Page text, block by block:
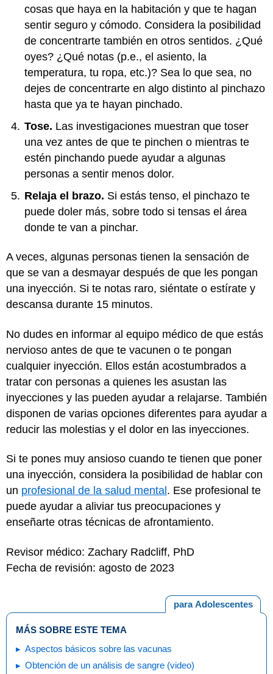
cosas que haya en la habitación y que te hagan
sentir seguro y cómodo. Considera la posibilidad
de concentrarte también en otros sentidos. ¿Qué
oyes? ¿Qué notas (p.e., el asiento, la
temperatura, tu ropa, etc.)? Sea lo que sea, no
dejes de concentrarte en algo distinto al pinchazo
hasta que ya te hayan pinchado.
Tose. Las investigaciones muestran que toser
una vez antes de que te pinchen o mientras te
estén pinchando puede ayudar a algunas
personas a sentir menos dolor.
Relaja el brazo. Si estás tenso, el pinchazo te
puede doler más, sobre todo si tensas el área
donde te van a pinchar.
A veces, algunas personas tienen la sensación de
que se van a desmayar después de que les pongan
una inyección. Si te notas raro, siéntate o estírate y
descansa durante 15 minutos.
No dudes en informar al equipo médico de que estás
nervioso antes de que te vacunen o te pongan
cualquier inyección. Ellos están acostumbrados a
tratar con personas a quienes les asustan las
inyecciones y las pueden ayudar a relajarse. También
disponen de varias opciones diferentes para ayudar a
reducir las molestias y el dolor en las inyecciones.
Si te pones muy ansioso cuando te tienen que poner
una inyección, considera la posibilidad de hablar con
un profesional de la salud mental . Ese profesional te
puede ayudar a aliviar tus preocupaciones y
enseñarte otras técnicas de afrontamiento.
Revisor médico: Zachary Radcliff, PhD
Fecha de revisión: agosto de 2023
para Adolescentes
MÁS SOBRE ESTE TEMA
Aspectos básicos sobre las vacunas
Obtención de un análisis de sangre (video)